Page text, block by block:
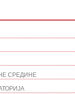
СРЕДИНЕ